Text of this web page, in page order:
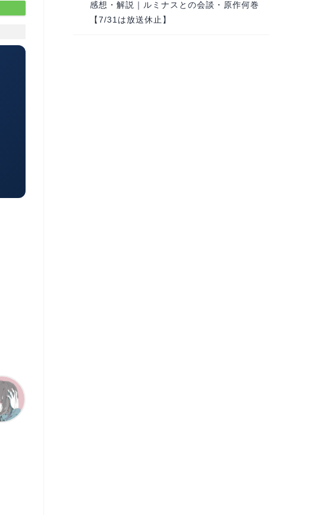
感想・解説｜ルミナスとの会談・原作何巻
【7/31は放送休止】